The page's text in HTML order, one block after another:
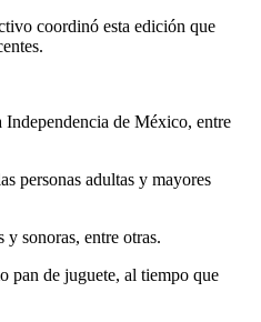
coordinó esta edición que
Independencia de México, entre
personas adultas y mayores
sonoras, entre otras.
pan de juguete, al tiempo que